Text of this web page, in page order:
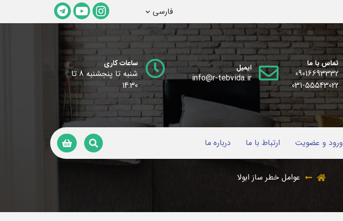
فارسی
تماس با ما
09016693332
031-55543022
ایمیل
info@r-tebvida.ir
ساعات کاری
شنبه تا پنجشنبه 8 تا
14:30
ورود و عضویت ارتباط با ما درباره ما
عوامل خطر ساز ابولا